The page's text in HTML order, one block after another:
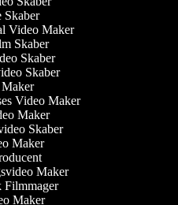
Skaber
Video Maker
Skaber
Skaber
Skaber
Maker
Video Maker
Maker
Skaber
Maker
Maker
Filmmager
Maker